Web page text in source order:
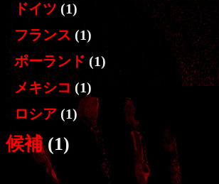
ドイツ (1)
フランス (1)
ポーランド (1)
メキシコ (1)
ロシア (1)
候補(1)